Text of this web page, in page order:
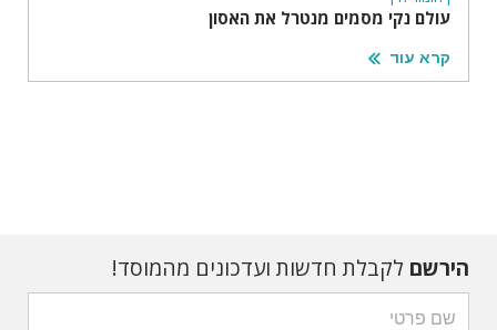
עולם נקי מסמים מנטרל את האסון
קרא עוד
הירשם לקבלת חדשות ועדכונים מהמוסד!